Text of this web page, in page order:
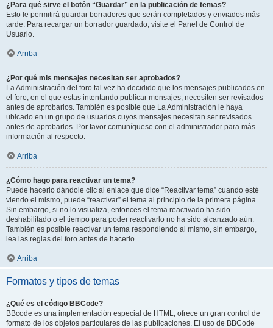
¿Para qué sirve el botón “Guardar” en la publicación de temas?
Esto le permitirá guardar borradores que serán completados y enviados más
tarde. Para recargar un borrador guardado, visite el Panel de Control de
Usuario.
Arriba
¿Por qué mis mensajes necesitan ser aprobados?
La Administración del foro tal vez ha decidido que los mensajes publicados en
el foro, en el que estas intentando publicar mensajes, necesiten ser revisados
antes de aprobarlos. También es posible que La Administración le haya
ubicado en un grupo de usuarios cuyos mensajes necesitan ser revisados
antes de aprobarlos. Por favor comuníquese con el administrador para más
información al respecto.
Arriba
¿Cómo hago para reactivar un tema?
Puede hacerlo dándole clic al enlace que dice “Reactivar tema” cuando esté
viendo el mismo, puede “reactivar” el tema al principio de la primera página.
Sin embargo, si no lo visualiza, entonces el tema reactivado ha sido
deshabilitado o el tiempo para poder reactivarlo no ha sido alcanzado aún.
También es posible reactivar un tema respondiendo al mismo, sin embargo,
lea las reglas del foro antes de hacerlo.
Arriba
Formatos y tipos de temas
¿Qué es el código BBCode?
BBcode es una implementación especial de HTML, ofrece un gran control de
formato de los objetos particulares de las publicaciones. El uso de BBCode